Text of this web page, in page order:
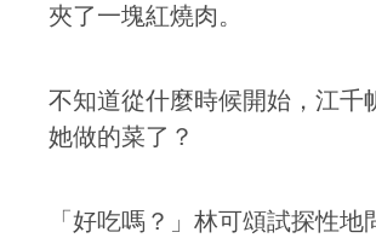
夾了一塊紅燒肉。
不知道從什麼時候開始，江千
她做的菜了？
「好吃嗎？」林可頌試探性地